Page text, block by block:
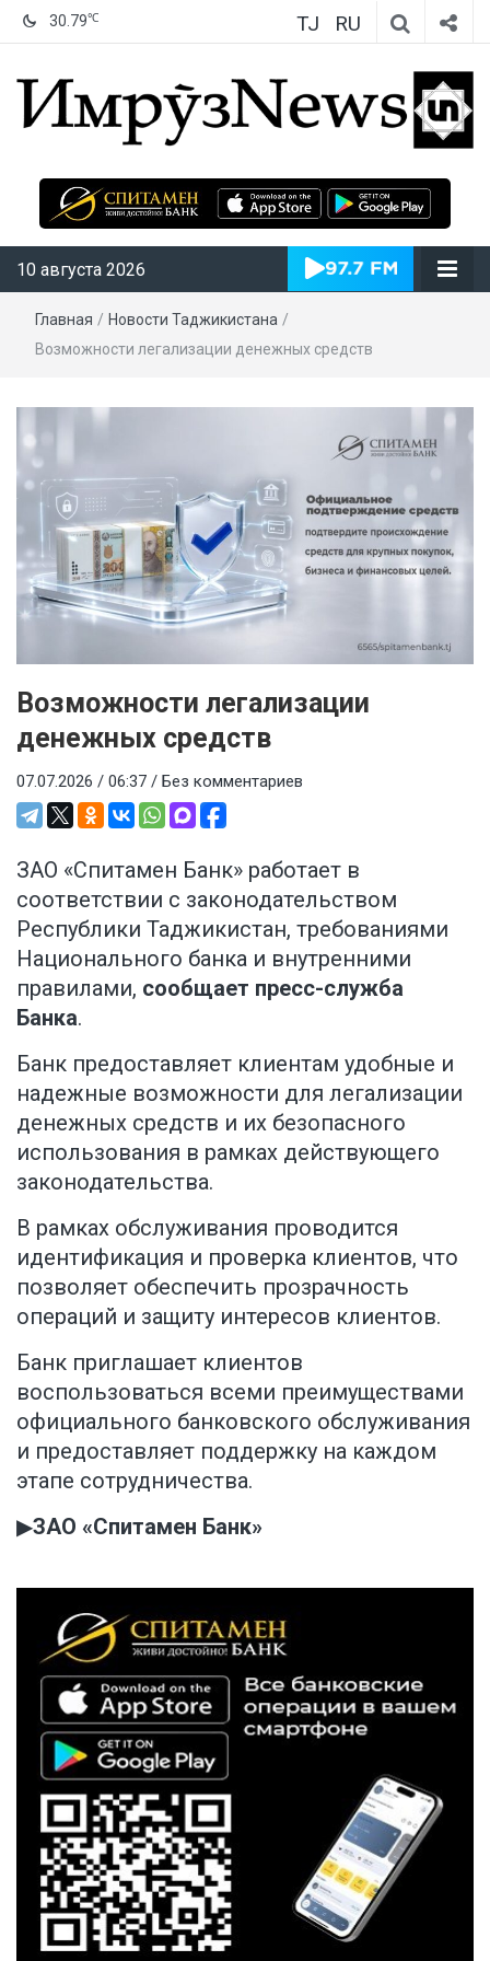
30.79℃ TJ RU
ИмрӯзNews
10 августа 2026
Главная / Новости Таджикистана /
Возможности легализации денежных средств
Возможности легализации
денежных средств
07.07.2026 / 06:37 / Без комментариев
ЗАО «Спитамен Банк» работает в
соответствии с законодательством
Республики Таджикистан, требованиями
Национального банка и внутренними
правилами, сообщает пресс-служба
Банка.
Банк предоставляет клиентам удобные и
надежные возможности для легализации
денежных средств и их безопасного
использования в рамках действующего
законодательства.
В рамках обслуживания проводится
идентификация и проверка клиентов, что
позволяет обеспечить прозрачность
операций и защиту интересов клиентов.
Банк приглашает клиентов
воспользоваться всеми преимуществами
официального банковского обслуживания
и предоставляет поддержку на каждом
этапе сотрудничества.
▶ЗАО «Спитамен Банк»